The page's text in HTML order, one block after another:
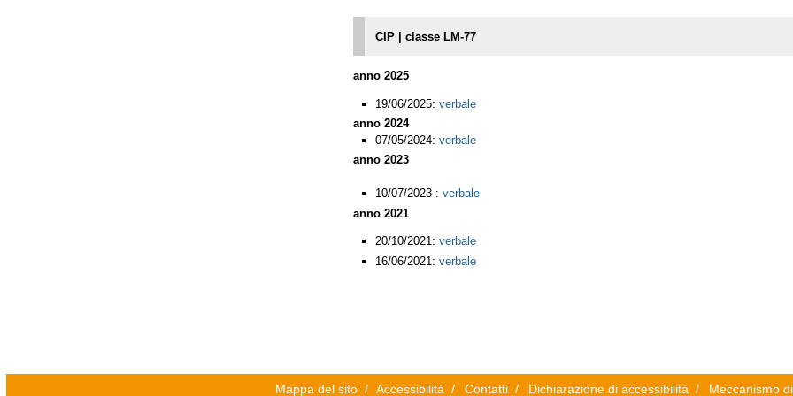
CIP | classe LM-77
anno 2025
19/06/2025:verbale
anno 2024
07/05/2024: verbale
anno 2023
10/07/2023 :verbale
anno 2021
20/10/2021:verbale
16/06/2021:verbale
Mappa del sito / Accessibilità / Contatti / Dichiarazione di accessibilità / Meccanismo